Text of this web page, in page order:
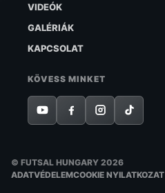
VIDEÓK
GALÉRIÁK
KAPCSOLAT
KÖVESS MINKET
© FUTSAL HUNGARY 2026
ADATVÉDELEMCOOKIE NYILATKOZAT